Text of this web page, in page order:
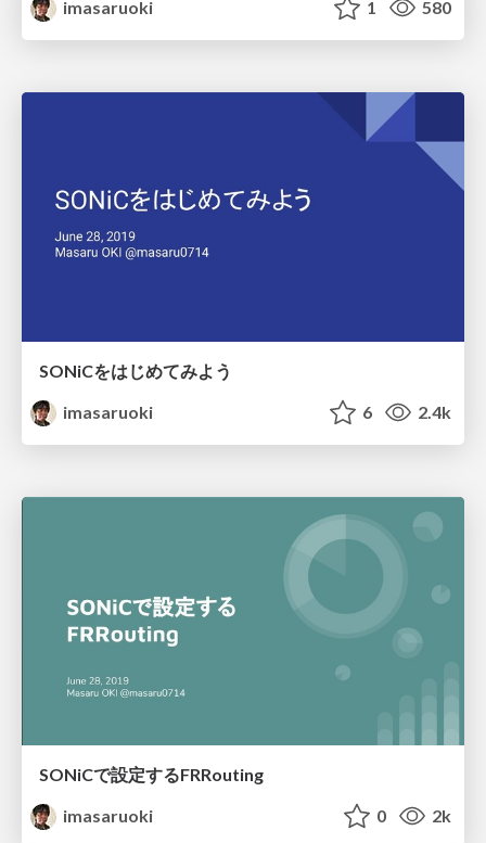
imasaruoki 1 580
SONiCをはじめてみよう
imasaruoki
6 2.4k
SONiCで設定するFRRouting
imasaruoki
0 2k